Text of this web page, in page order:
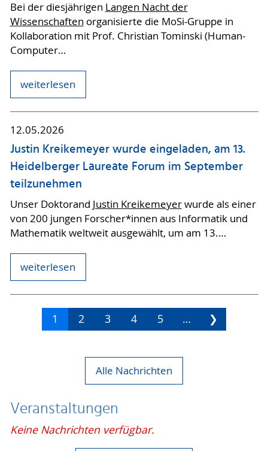
Bei der diesjährigen Langen Nacht der
Wissenschaften organisierte die MoSi-Gruppe in
Kollaboration mit Prof. Christian Tominski (Human-
Computer…
weiterlesen
12.05.2026
Justin Kreikemeyer wurde eingeladen, am 13.
Heidelberger Laureate Forum im September
teilzunehmen
Unser Doktorand Justin Kreikemeyerwurde als einer
von 200 jungen Forscher*innen aus Informatik und
Mathematik weltweit ausgewählt, um am 13.…
weiterlesen
1 2 3 4 5 … ❯
Alle Nachrichten
Veranstaltungen
Keine Nachrichten verfügbar.